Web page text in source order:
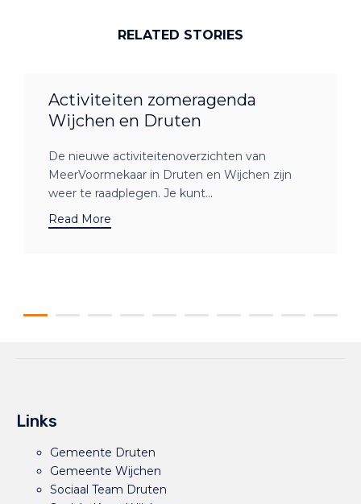
RELATED STORIES
Activiteiten zomeragenda
Wijchen en Druten
De nieuwe activiteitenoverzichten van
MeerVoormekaar in Druten en Wijchen zijn
weer te raadplegen. Je kunt...
Read More
Links
Gemeente Druten
Gemeente Wijchen
Sociaal Team Druten